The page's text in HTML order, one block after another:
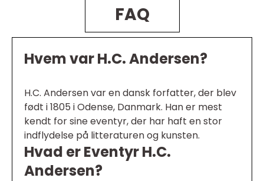
FAQ
Hvem var H.C. Andersen?
H.C. Andersen var en dansk forfatter, der blev
født i 1805 i Odense, Danmark. Han er mest
kendt for sine eventyr, der har haft en stor
indflydelse på litteraturen og kunsten.
Hvad er Eventyr H.C.
Andersen?